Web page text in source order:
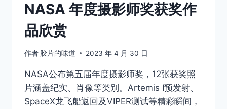
NASA 年度摄影师奖获奖作
品欣赏
作者 胶片的味道 2023 年 4 月 30 日
NASA公布第五届年度摄影师奖，12张获奖照
片涵盖纪实、肖像等类别。Artemis I预发射、
SpaceX龙飞船返回及VIPER测试等精彩瞬间，